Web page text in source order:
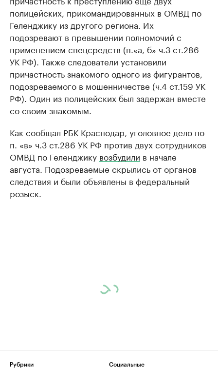
полицейских, прикомандированных в ОМВД по
Геленджику из другого региона. Их
подозревают в превышении полномочий с
применением спецсредств (п.«а, б» ч.3 ст.286
УК РФ). Также следователи установили
причастность знакомого одного из фигурантов,
подозреваемого в мошенничестве (ч.4 ст.159 УК
РФ). Один из полицейских был задержан вместе
со своим знакомым.
Как сообщал РБК Краснодар, уголовное дело по
п. «в» ч.3 ст.286 УК РФ против двух сотрудников
ОМВД по Геленджику возбудили в начале
августа. Подозреваемые скрылись от органов
следствия и были объявлены в федеральный
розыск.
Рубрики
Социальные